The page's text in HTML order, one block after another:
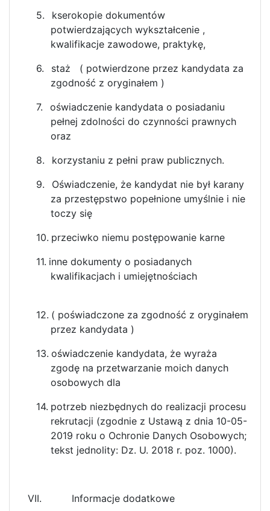
5.
kserokopie dokumentów
potwierdzających wykształcenie ,
kwalifikacje zawodowe, praktykę,
6.
staż ( potwierdzone przez kandydata za
zgodność z oryginałem )
7.
oświadczenie kandydata o posiadaniu
pełnej zdolności do czynności prawnych
oraz
8.
korzystaniu z pełni praw publicznych.
9.
Oświadczenie, że kandydat nie był karany
za przestępstwo popełnione umyślnie i nie
toczy się
10. przeciwko niemu postępowanie karne
11. inne dokumenty o posiadanych
kwalifikacjach i umiejętnościach
12. ( poświadczone za zgodność z oryginałem
przez kandydata )
13. oświadczenie kandydata, że wyraża
zgodę na przetwarzanie moich danych
osobowych dla
14. potrzeb niezbędnych do realizacji procesu
rekrutacji (zgodnie z Ustawą z dnia 10-05-
2019 roku o Ochronie Danych Osobowych;
tekst jednolity: Dz. U. 2018 r. poz. 1000).
VII. Informacje dodatkowe